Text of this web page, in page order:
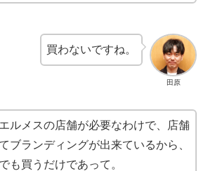
田原
買わないですね。
ルメスの店舗が必要なわけで、店舗
ブランディングが出来ているから、
も買うだけであって。